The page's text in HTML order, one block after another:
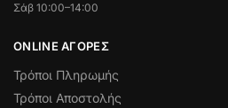
Σάβ 10:00–14:00
ONLINE ΑΓΟΡΕΣ
Τρόποι Πληρωμής
Τρόποι Αποστολής